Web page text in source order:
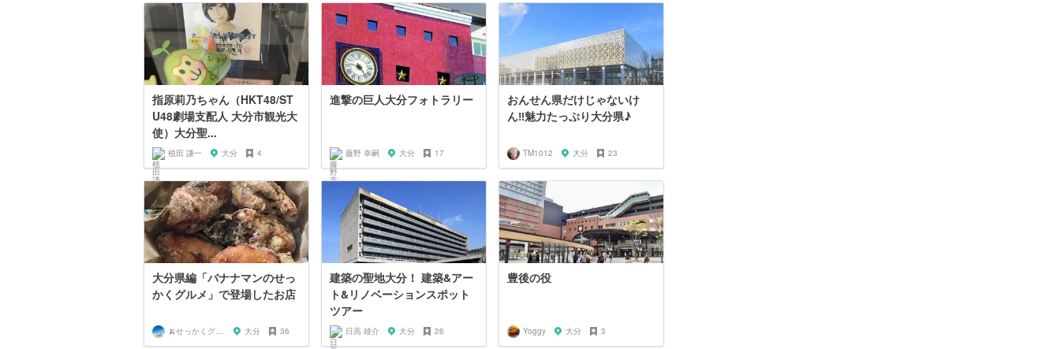
指原莉乃ちゃん（HKT48/ST
U48劇場支配人 大分市観光大
使）大分聖...
植田 謙一 大分 4
進撃の巨人大分フォトラリー
藤野 幸嗣 大分 17
おんせん県だけじゃないけ
ん‼︎魅力たっぷり大分県♪
TM1012 大分 23
大分県編「バナナマンのせっ
かくグルメ」で登場したお店
🍌せっかくグルメまにあ🍌 大分 36
建築の聖地大分！ 建築&アー
ト&リノベーションスポット
ツアー
日高 雄介 大分 26
豊後の役
Yoggy 大分 3